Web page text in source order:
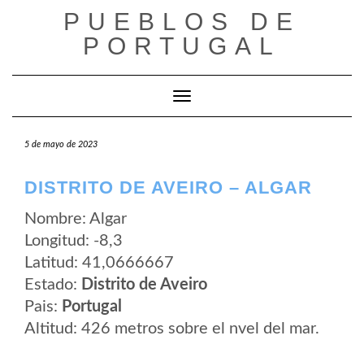
PUEBLOS DE
PORTUGAL
Cambiar modo de navegación
5 de mayo de 2023
DISTRITO DE AVEIRO – ALGAR
Nombre: Algar
Longitud: -8,3
Latitud: 41,0666667
Estado: Distrito de Aveiro
Pais: Portugal
Altitud: 426 metros sobre el nvel del mar.